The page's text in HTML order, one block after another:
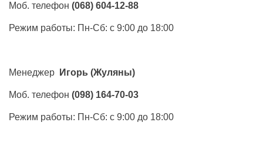
Моб. телефон (068) 604-12-88
Режим работы: Пн-Сб: с 9:00 до 18:00
Менеджер Игорь (Жуляны)
Моб. телефон (098) 164-70-03
Режим работы: Пн-Сб: с 9:00 до 18:00